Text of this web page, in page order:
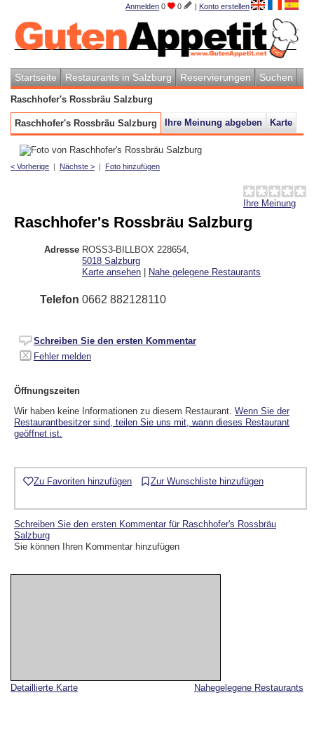
Anmelden 0 0 | Konto erstellen
Startseite Restaurants in Salzburg Reservierungen Suchen
Raschhofer's Rossbräu Salzburg
Raschhofer's Rossbräu Salzburg Ihre Meinung abgeben Karte
< Vorherige | Nächste > | Foto hinzufügen
Nahegelegene Restaurants
Detaillierte Karte
Ihre Meinung
Raschhofer's Rossbräu Salzburg
Adresse ROSS3-BILLBOX 228654
5018 Salzburg
Karte ansehen | Nahe gelegene Restaurants
Telefon 0662 882128110
Schreiben Sie den ersten Kommentar
Fehler melden
Öffnungszeiten
Wir haben keine Informationen zu diesem Restaurant. Wenn Sie der
Restaurantbesitzer sind, teilen Sie uns mit, wann dieses Restaurant
geöffnet ist.
Zu Favoriten hinzufügen Zur Wunschliste hinzufügen
Schreiben Sie den ersten Kommentar für Raschhofer's Rossbräu
Salzburg
Sie können Ihren Kommentar hinzufügen